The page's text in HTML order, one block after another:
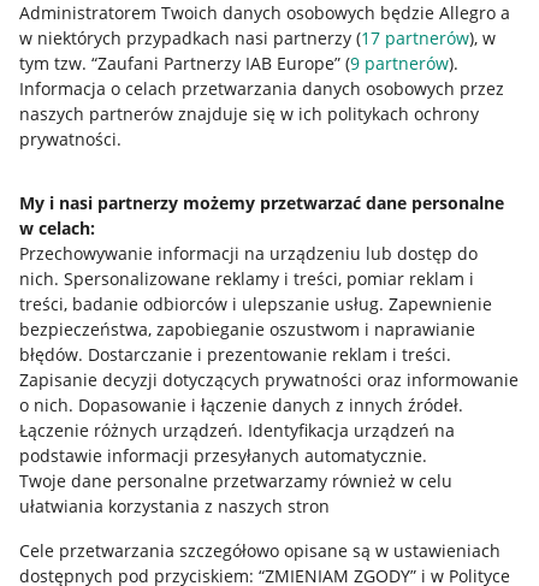
Administratorem Twoich danych osobowych będzie Allegro a
w niektórych przypadkach nasi partnerzy (17 partnerów), w
tym tzw. “Zaufani Partnerzy IAB Europe” (9 partnerów).
Informacja o celach przetwarzania danych osobowych przez
naszych partnerów znajduje się w ich politykach ochrony
prywatności.
My i nasi partnerzy możemy przetwarzać dane personalne
w celach:
Przechowywanie informacji na urządzeniu lub dostęp do
nich. Spersonalizowane reklamy i treści, pomiar reklam i
treści, badanie odbiorców i ulepszanie usług. Zapewnienie
bezpieczeństwa, zapobieganie oszustwom i naprawianie
błędów. Dostarczanie i prezentowanie reklam i treści.
Zapisanie decyzji dotyczących prywatności oraz informowanie
o nich. Dopasowanie i łączenie danych z innych źródeł.
Łączenie różnych urządzeń. Identyfikacja urządzeń na
podstawie informacji przesyłanych automatycznie.
Twoje dane personalne przetwarzamy również w celu
ułatwiania korzystania z naszych stron
Cele przetwarzania szczegółowo opisane są w ustawieniach
dostępnych pod przyciskiem: “ZMIENIAM ZGODY” i w Polityce
Przydatne informacje
Jak to działa
Allegro Gadane dla sprzedających
Allegro Gadane dla kupujących
Mapa miejscowości
Informacje prawne
Regulamin
Polityka plików "cookies"
Ustawienia plików "cookies"
Udostępnianie lokalizacji